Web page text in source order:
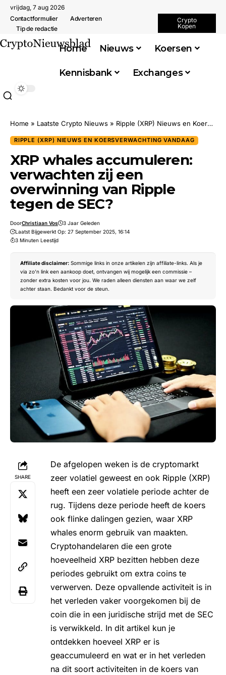
vrijdag, 7 aug 2026
Contactformulier
Adverteren
Tip de redactie
Crypto
Kopen
Home Nieuws Koersen
Kennisbank Exchanges
Home » Laatste Crypto Nieuws » Ripple (XRP) Nieuws en Koersverwachting Vandaag
RIPPLE (XRP) NIEUWS EN KOERSVERWACHTING VANDAAG
XRP whales accumuleren:
verwachten zij een
overwinning van Ripple
tegen de SEC?
DoorChristiaan Vos
3 Jaar Geleden
Laatst Bijgewerkt Op: 27 September 2025, 16:14
3 Minuten Leestijd
Affiliate disclaimer: Sommige links in onze artikelen zijn affiliate-links. Als je
via zo’n link een aankoop doet, ontvangen wij mogelijk een commissie –
zonder extra kosten voor jou. We raden alleen diensten aan waar we zelf
achter staan. Bedankt voor de steun.
SHARE
De afgelopen weken is de cryptomarkt
zeer volatiel geweest en ook Ripple (XRP)
heeft een zeer volatiele periode achter de
rug. Tijdens deze periode heeft de koers
ook flinke dalingen gezien, waar XRP
whales enorm gebruik van maakten.
Cryptohandelaren die een grote
hoeveelheid XRP bezitten hebben deze
periodes gebruikt om extra coins te
verwerven. Deze opvallende activiteit is in
het verleden vaker voorgekomen bij de
coin die in een juridische strijd met de SEC
is verwikkeld. In dit artikel kun je
ontdekken hoeveel XRP er is
geaccumuleerd en wat er in het verleden
na dit soort activiteiten in de koers van